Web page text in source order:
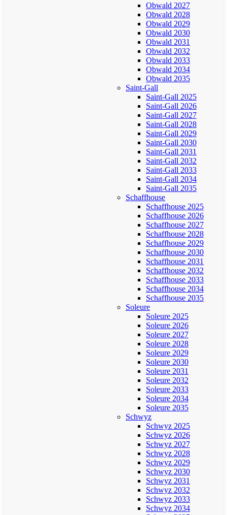
Obwald 2027
Obwald 2028
Obwald 2029
Obwald 2030
Obwald 2031
Obwald 2032
Obwald 2033
Obwald 2034
Obwald 2035
Saint-Gall
Saint-Gall 2025
Saint-Gall 2026
Saint-Gall 2027
Saint-Gall 2028
Saint-Gall 2029
Saint-Gall 2030
Saint-Gall 2031
Saint-Gall 2032
Saint-Gall 2033
Saint-Gall 2034
Saint-Gall 2035
Schaffhouse
Schaffhouse 2025
Schaffhouse 2026
Schaffhouse 2027
Schaffhouse 2028
Schaffhouse 2029
Schaffhouse 2030
Schaffhouse 2031
Schaffhouse 2032
Schaffhouse 2033
Schaffhouse 2034
Schaffhouse 2035
Soleure
Soleure 2025
Soleure 2026
Soleure 2027
Soleure 2028
Soleure 2029
Soleure 2030
Soleure 2031
Soleure 2032
Soleure 2033
Soleure 2034
Soleure 2035
Schwyz
Schwyz 2025
Schwyz 2026
Schwyz 2027
Schwyz 2028
Schwyz 2029
Schwyz 2030
Schwyz 2031
Schwyz 2032
Schwyz 2033
Schwyz 2034